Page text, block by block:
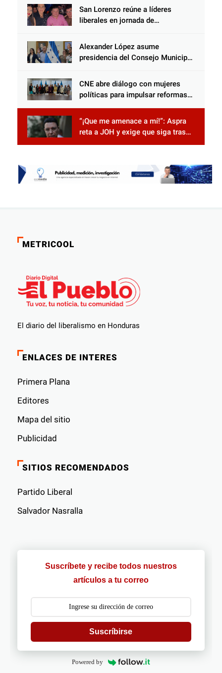
Salomón Nazar para fortalecer su
protección en Honduras
San Lorenzo reúne a líderes
liberales en jornada de
Alexander López asume
presidencia del Consejo Municipal
Censo Nacional 2026
CNE abre diálogo con mujeres
políticas para impulsar reformas
“¡Que me amenace a mí!”: Aspra
reta a JOH y exige que siga tras
las rejas
METRICOOL
El diario del liberalismo en Honduras
ENLACES DE INTERES
Primera Plana
Editores
Mapa del sitio
Publicidad
SITIOS RECOMENDADOS
Partido Liberal
Salvador Nasralla
Suscríbete y recibe todos nuestros
artículos a tu correo
Suscríbirse
Powered by